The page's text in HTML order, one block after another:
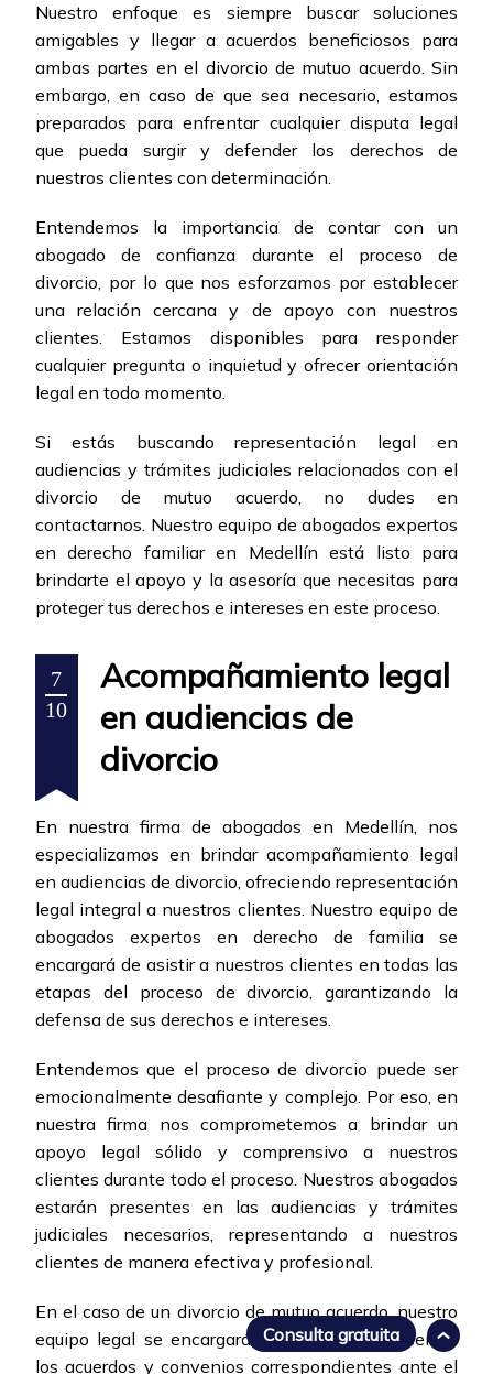
Nuestro enfoque es siempre buscar soluciones
amigables y llegar a acuerdos beneficiosos para
ambas partes en el divorcio de mutuo acuerdo. Sin
embargo, en caso de que sea necesario, estamos
preparados para enfrentar cualquier disputa legal
que pueda surgir y defender los derechos de
nuestros clientes con determinación.
Entendemos la importancia de contar con un
abogado de confianza durante el proceso de
divorcio, por lo que nos esforzamos por establecer
una relación cercana y de apoyo con nuestros
clientes. Estamos disponibles para responder
cualquier pregunta o inquietud y ofrecer orientación
legal en todo momento.
Si estás buscando representación legal en
audiencias y trámites judiciales relacionados con el
divorcio de mutuo acuerdo, no dudes en
contactarnos. Nuestro equipo de abogados expertos
en derecho familiar en Medellín está listo para
brindarte el apoyo y la asesoría que necesitas para
proteger tus derechos e intereses en este proceso.
7
10
Acompañamiento legal
en audiencias de
divorcio
En nuestra firma de abogados en Medellín, nos
especializamos en brindar acompañamiento legal
en audiencias de divorcio, ofreciendo representación
legal integral a nuestros clientes. Nuestro equipo de
abogados expertos en derecho de familia se
encargará de asistir a nuestros clientes en todas las
etapas del proceso de divorcio, garantizando la
defensa de sus derechos e intereses.
Entendemos que el proceso de divorcio puede ser
emocionalmente desafiante y complejo. Por eso, en
nuestra firma nos comprometemos a brindar un
apoyo legal sólido y comprensivo a nuestros
clientes durante todo el proceso. Nuestros abogados
estarán presentes en las audiencias y trámites
judiciales necesarios, representando a nuestros
clientes de manera efectiva y profesional.
En el caso de un divorcio de mutuo acuerdo, nuestro
equipo legal se encargará de redactar y presentar
los acuerdos y convenios correspondientes ante el
Consulta gratuita